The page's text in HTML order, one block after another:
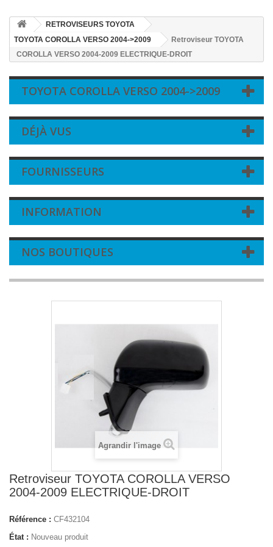
RETROVISEURS TOYOTA
TOYOTA COROLLA VERSO 2004->2009
Retroviseur TOYOTA
COROLLA VERSO 2004-2009 ELECTRIQUE-DROIT
TOYOTA COROLLA VERSO 2004->2009
DÉJÀ VUS
FOURNISSEURS
INFORMATION
NOS BOUTIQUES
Agrandir l'image
Retroviseur TOYOTA COROLLA VERSO
2004-2009 ELECTRIQUE-DROIT
Référence : CF432104
État : Nouveau produit